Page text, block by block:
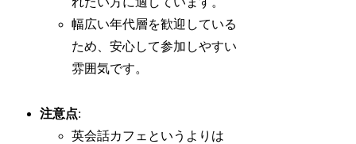
幅広い年代層を歓迎している
ため、安心して参加しやすい
雰囲気です。
注意点:
英会話カフェというよりは